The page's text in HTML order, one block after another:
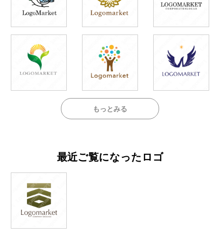
もっとみる
最近ご覧になったロゴ